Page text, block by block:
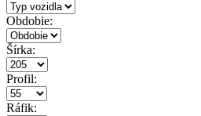
Obdobie:
Šírka:
Profil:
Ráfik: